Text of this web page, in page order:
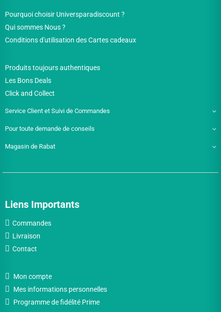
Pourquoi choisir Universparadiscount ?
Qui sommes Nous ?
Conditions d'utilisation des Cartes cadeaux
Produits toujours authentiques
Les Bons Deals
Click and Collect
Service Client et Suivi de Commandes
Pour toute demande de conseils
Magasin de Rabat
Liens Importants
Commandes
Livraison
Contact
Mon compte
Mes informations personnelles
Programme de fidélité Prime